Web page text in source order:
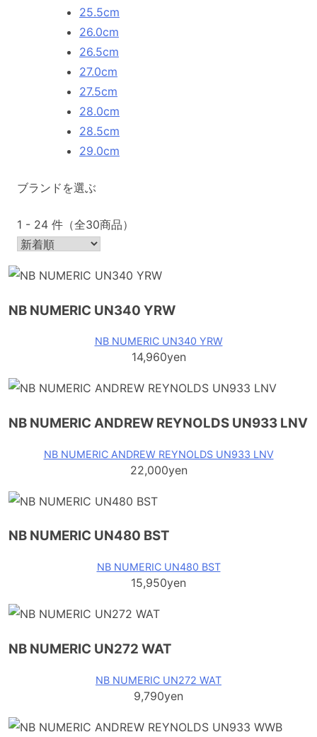
25.5cm
26.0cm
26.5cm
27.0cm
27.5cm
28.0cm
28.5cm
29.0cm
ブランドを選ぶ
1 - 24 件（全30商品）
NB NUMERIC UN340 YRW
NB NUMERIC UN340 YRW
14,960yen
NB NUMERIC ANDREW REYNOLDS UN933 LNV
NB NUMERIC ANDREW REYNOLDS UN933 LNV
22,000yen
NB NUMERIC UN480 BST
NB NUMERIC UN480 BST
15,950yen
NB NUMERIC UN272 WAT
NB NUMERIC UN272 WAT
9,790yen